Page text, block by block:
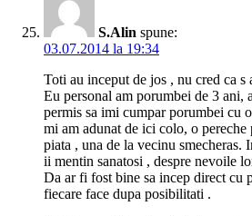
S.Alin spune:
03.07.2014 la 19:34
Toti au inceput de jos , nu cred ca s
Eu personal am porumbei de 3 ani,
permis sa imi cumpar porumbei cu
mi am adunat de ici colo, o
piata , una de la vecinu smecheras.
ii mentin sanatosi , despre nevoile
Da ar fi fost bine sa incep direct cu
fiecare face dupa posibilitati .